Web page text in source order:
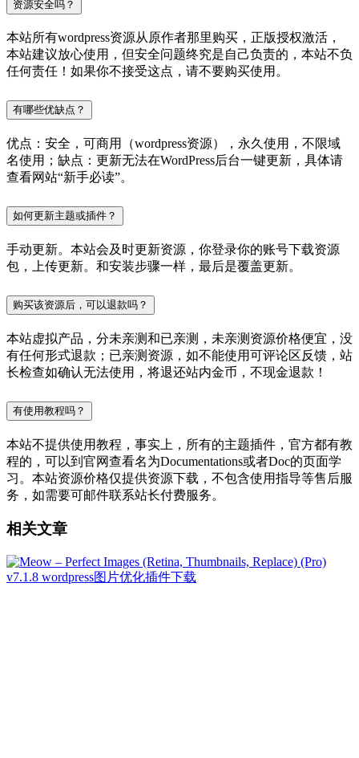
资源安全吗？
本站所有wordpress资源从原作者那里购买，正版授权激活，
本站建议放心使用，但安全问题终究是自己负责的，本站不负
任何责任！如果你不接受这点，请不要购买使用。
有哪些优缺点？
优点：安全，可商用（wordpress资源），永久使用，不限域
名使用；缺点：更新无法在WordPress后台一键更新，具体请
查看网站“新手必读”。
如何更新主题或插件？
手动更新。本站会及时更新资源，你登录你的账号下载资源
包，上传更新。和安装步骤一样，最后是覆盖更新。
购买该资源后，可以退款吗？
本站虚拟产品，分未亲测和已亲测，未亲测资源价格便宜，没
有任何形式退款；已亲测资源，如不能使用可评论区反馈，站
长检查如确认无法使用，将退还站内金币，不现金退款！
有使用教程吗？
本站不提供使用教程，事实上，所有的主题插件，官方都有教
程的，可以到官网查看名为Documentations或者Doc的页面学
习。本站资源价格仅提供资源下载，不包含使用指导等售后服
务，如需要可邮件联系站长付费服务。
相关文章